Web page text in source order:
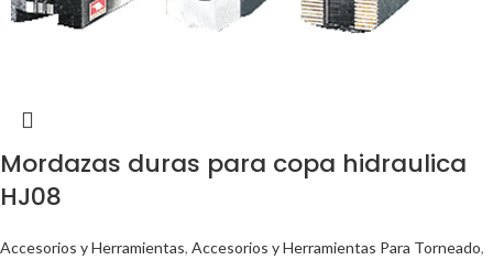
Mordazas duras para copa hidraulica
HJ08
Accesorios y Herramientas, Accesorios y Herramientas Para Torneado,